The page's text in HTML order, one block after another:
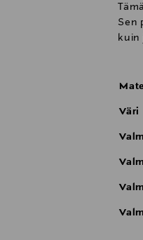
Sen
kuin
Väri